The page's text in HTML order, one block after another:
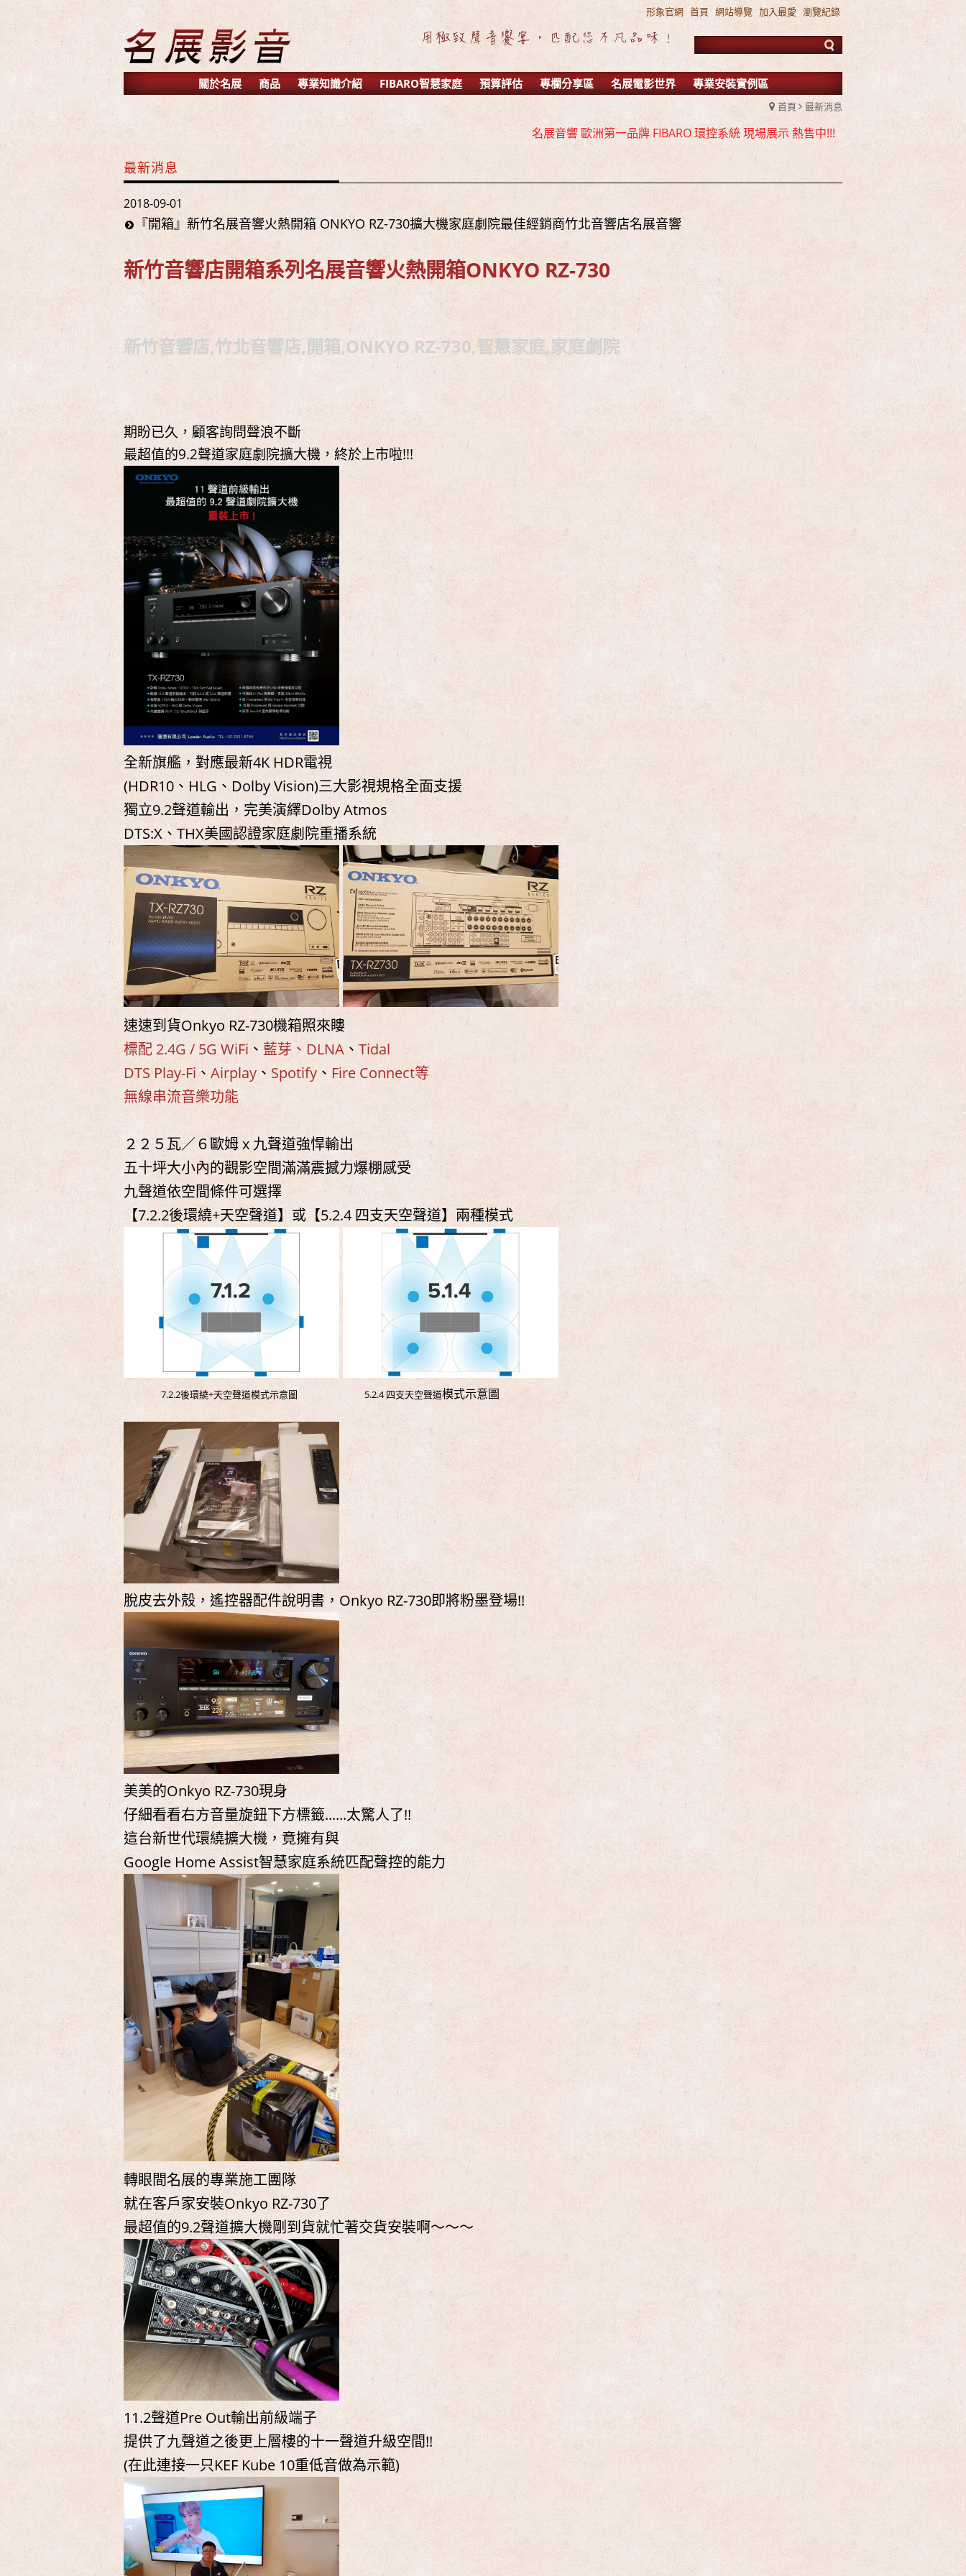
形象官網 首頁 網站導覽 加入最愛 瀏覽紀錄
關於名展 商品 專業知識介紹 FIBARO智慧家庭 預算評估 專欄分享區 名展電影世界 專業安裝實例區
首頁 最新消息
名展音響 2016年 AV 環繞擴大機 ATMOS / DTS:X 雙規機種 全面上市
名展音響 歐洲第一品牌 FIBARO 環控系統 現場展示 熱售中!!!
名展音響 最新Dolby ATMOS 7.2.4 全景聲11聲道現場展示試聽
名展音響 歐洲第一品牌 FIBARO 環控系統 現場展示 熱售中!!!
名展音響 最新Dolby ATMOS 7.2.4 全景聲11聲道現場展示試聽
最新消息
2018-09-01
『開箱』新竹名展音響火熱開箱 ONKYO RZ-730擴大機家庭劇院最佳經銷商竹北音響店名展音響
新竹音響店開箱系列名展音響火熱開箱ONKYO RZ-730
新竹音響店,竹北音響店,開箱,ONKYO RZ-730,智慧家庭,家庭劇院
期盼已久，顧客詢問聲浪不斷
最超值的9.2聲道家庭劇院擴大機，終於上市啦!!!
全新旗艦，對應最新4K HDR電視
(HDR10、HLG、Dolby Vision)三大影視規格全面支援
獨立9.2聲道輸出，完美演繹Dolby Atmos
DTS:X、THX美國認證家庭劇院重播系統
速速到貨Onkyo RZ-730機箱照來瞜
標配 2.4G / 5G WiFi 、 藍芽、DLNA 、 Tidal
DTS Play-Fi 、 Airplay 、 Spotify 、 Fire Connect等
無線串流音樂功能
２２５瓦／６歐姆 x 九聲道強悍輸出
五十坪大小內的觀影空間滿滿震撼力爆棚感受
九聲道依空間條件可選擇
【7.2.2後環繞+天空聲道】或【5.2.4 四支天空聲道】兩種模式
7.2.2後環繞+天空聲道模式示意圖 5.2.4 四支天空聲道模式示意圖
脫皮去外殼，遙控器配件說明書，Onkyo RZ-730即將粉墨登場!!
美美的Onkyo RZ-730現身
仔細看看右方音量旋鈕下方標籤......太驚人了!!
這台新世代環繞擴大機，竟擁有與
Google Home Assist智慧家庭系統匹配聲控的能力
轉眼間名展的專業施工團隊
就在客戶家安裝Onkyo RZ-730了
最超值的9.2聲道擴大機剛到貨就忙著交貨安裝啊～～～
11.2聲道Pre Out輸出前級端子
提供了九聲道之後更上層樓的十一聲道升級空間!!
(在此連接一只KEF Kube 10重低音做為示範)